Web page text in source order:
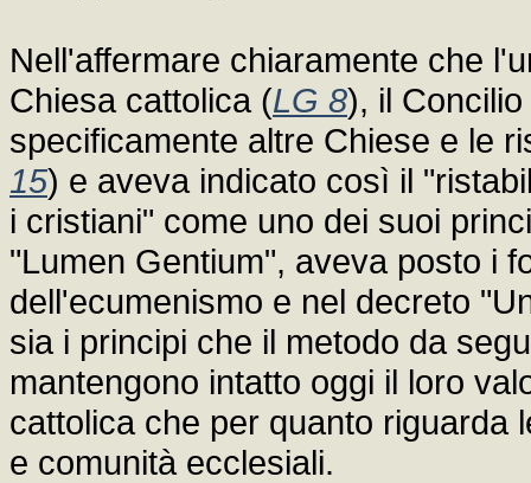
Nell'affermare chiaramente che
Chiesa cattolica (LG 8), il
specificamente altre Chiese e le
15) e aveva indicato così il
i cristiani" come uno dei suoi
"Lumen Gentium", aveva posto i
dell'ecumenismo e nel decreto
sia i principi che il metodo da
mantengono intatto oggi il loro
cattolica che per quanto riguarda
e comunità ecclesiali.